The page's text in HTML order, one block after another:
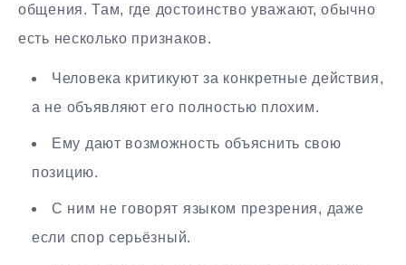
общения. Там, где достоинство уважают, обычно
есть несколько признаков.
Человека критикуют за конкретные действия,
а не объявляют его полностью плохим.
Ему дают возможность объяснить свою
позицию.
С ним не говорят языком презрения, даже
если спор серьёзный.